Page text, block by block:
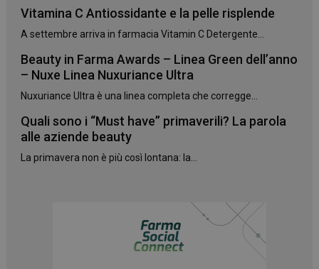
Vitamina C Antiossidante e la pelle risplende
A settembre arriva in farmacia Vitamin C Detergente...
Beauty in Farma Awards – Linea Green dell’anno
– Nuxe Linea Nuxuriance Ultra
Nuxuriance Ultra è una linea completa che corregge...
Quali sono i “Must have” primaverili? La parola
alle aziende beauty
La primavera non è più così lontana: la...